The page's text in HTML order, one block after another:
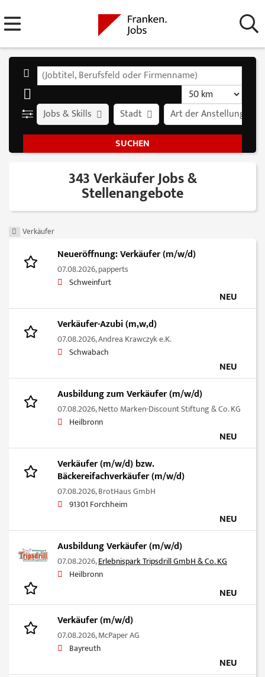
Stadt Art der Anstellung
Jobs & Skills
343 Verkäufer Jobs &
Stellenangebote
Verkäufer
Neueröffnung: Verkäufer (m/w/d)
07.08.2026,papperts
Schweinfurt
NEU
Verkäufer-Azubi (m,w,d)
07.08.2026,Andrea Krawczyk e.K.
Schwabach
NEU
Ausbildung zum Verkäufer (m/w/d)
07.08.2026,Netto Marken-Discount Stiftung & Co. KG
Heilbronn
NEU
Verkäufer (m/w/d) bzw.
Bäckereifachverkäufer (m/w/d)
07.08.2026,BrotHaus GmbH
91301 Forchheim
NEU
Ausbildung Verkäufer (m/w/d)
07.08.2026,Erlebnispark Tripsdrill GmbH & Co. KG
Heilbronn
NEU
Verkäufer (m/w/d)
07.08.2026,McPaper AG
Bayreuth
NEU